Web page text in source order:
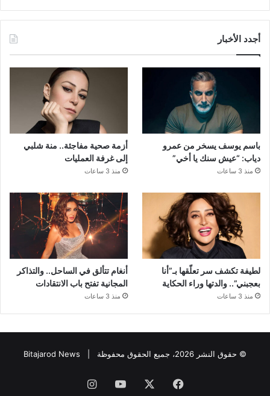
أجدد الأخبار
باسم يوسف يسخر من عمرو
دياب: “عيش سنك يا أخي”
منذ 3 ساعات
أزمة صحية مفاجئة.. منة شلبي
إلى غرفة العمليات
منذ 3 ساعات
لطيفة تكشف سر تعلّقها بـ”أنا
بعجبني”.. والدتها وراء الحكاية
منذ 3 ساعات
أنغام تتألق في الساحل.. والتذاكر
المجانية تفتح باب الانتقادات
منذ 3 ساعات
© حقوق النشر 2026، جميع الحقوق محفوظة | Bitajarod News
فيسبوك ‫YouTubeانستقرام